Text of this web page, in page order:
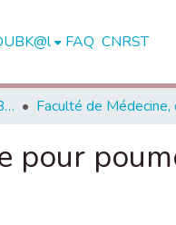
FAQ CNRST
Université Sidi Mohamed Ben Abdellah de Fès
pour